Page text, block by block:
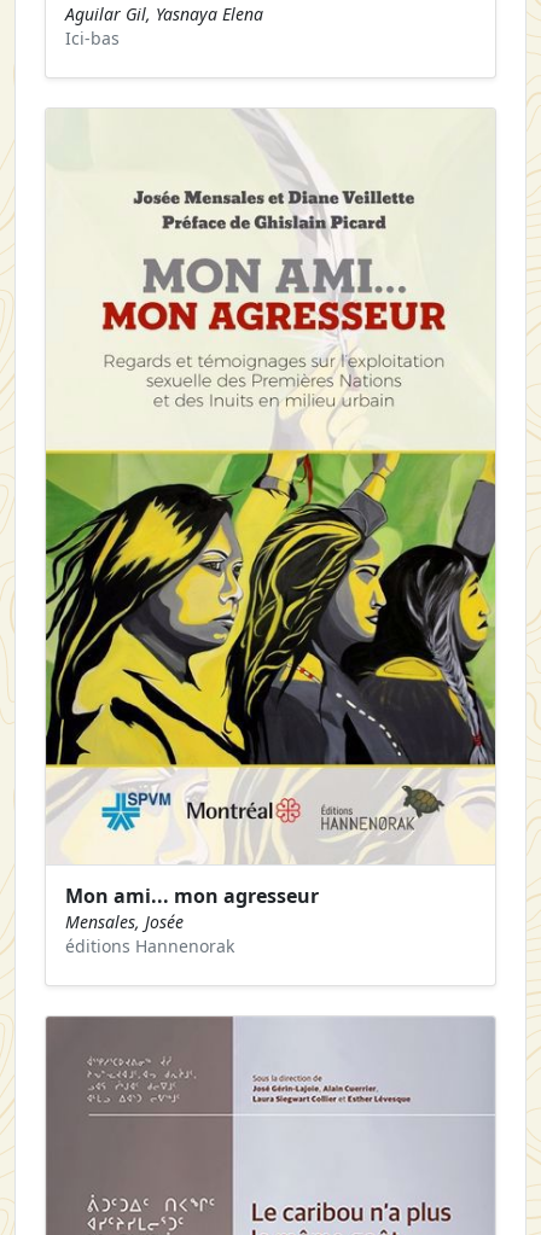
Aguilar Gil, Yasnaya Elena
Ici-bas
Mon ami... mon agresseur
Mensales, Josée
éditions Hannenorak